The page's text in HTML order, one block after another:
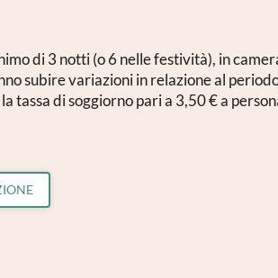
di 3 notti (o 6 nelle festività), in
subire variazioni in relazione al
tassa di soggiorno pari a 3,50 € a